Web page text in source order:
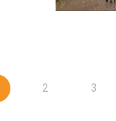
2 3